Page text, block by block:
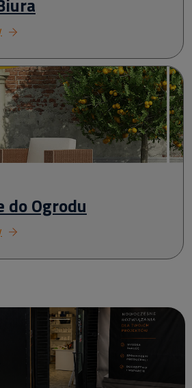
do Ogrodu